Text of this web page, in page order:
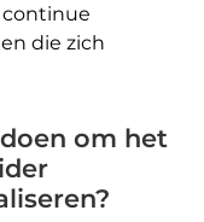
continue
die zich
om het